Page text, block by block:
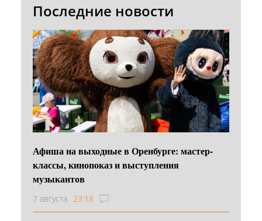
Последние новости
Афиша на выходные в Оренбурге: мастер-
классы, кинопоказ и выступления
музыкантов
7 августа 23:18